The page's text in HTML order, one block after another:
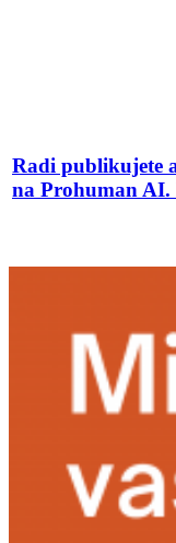
Radi publikujete
na Prohuman